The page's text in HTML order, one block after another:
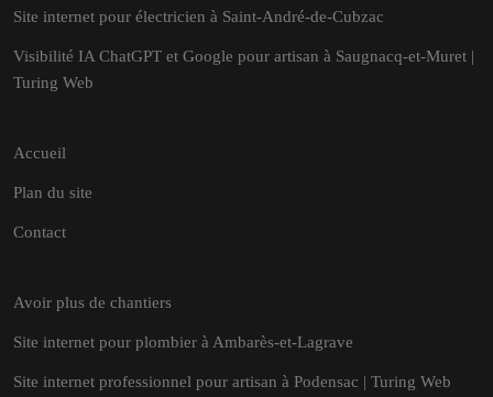
Site internet pour électricien à Saint-André-de-Cubzac
Visibilité IA ChatGPT et Google pour artisan à Saugnacq-et-Muret |
Turing Web
Accueil
Plan du site
Contact
Avoir plus de chantiers
Site internet pour plombier à Ambarès-et-Lagrave
Site internet professionnel pour artisan à Podensac | Turing Web